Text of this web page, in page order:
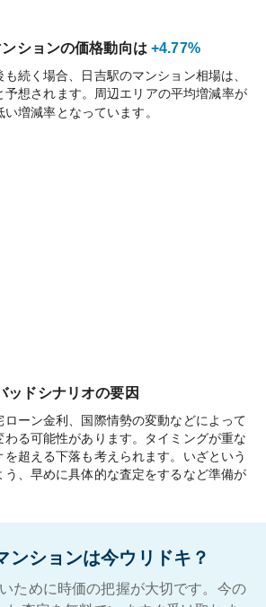
ションの価格動向は +4.77%
続く場合、 日吉駅のマンション相場は、
予想されます。周辺エリアの平均増減率が
い増減率となっています。
ッドシナリオの要因
ーン金利、国際情勢の変動などによって
る可能性があります。タイミングが重な
超える下落も考えられます。いざという
う、早めに具体的な査定をするなど準備が
ンションは今ウリドキ？
ために時価の把握が大切です。今の